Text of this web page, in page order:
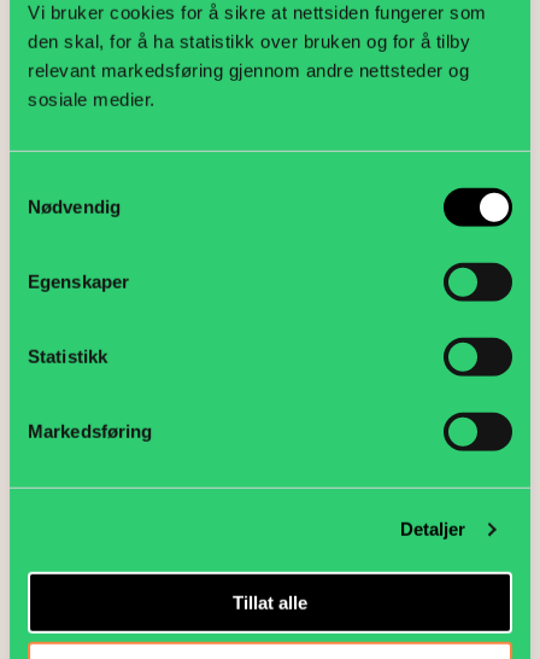
Vi bruker cookies for å sikre at nettsiden fungerer som
den skal, for å ha statistikk over bruken og for å tilby
relevant markedsføring gjennom andre nettsteder og
sosiale medier.
Nødvendig
Egenskaper
Statistikk
Markedsføring
Detaljer
Tillat alle
YS skuffet over at permitteringsordningen